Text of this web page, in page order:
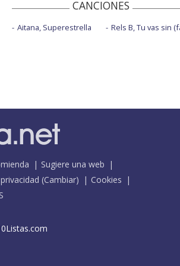
CANCIONES
Aitana, Superestrella Rels B, Tu vas sin
Sugiere una web
(Cambiar)
Cookies